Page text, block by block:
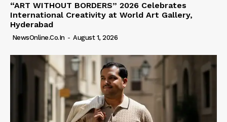
“ART WITHOUT BORDERS” 2026 Celebrates
International Creativity at World Art Gallery,
Hyderabad
NewsOnline.co.in - August 1, 2026